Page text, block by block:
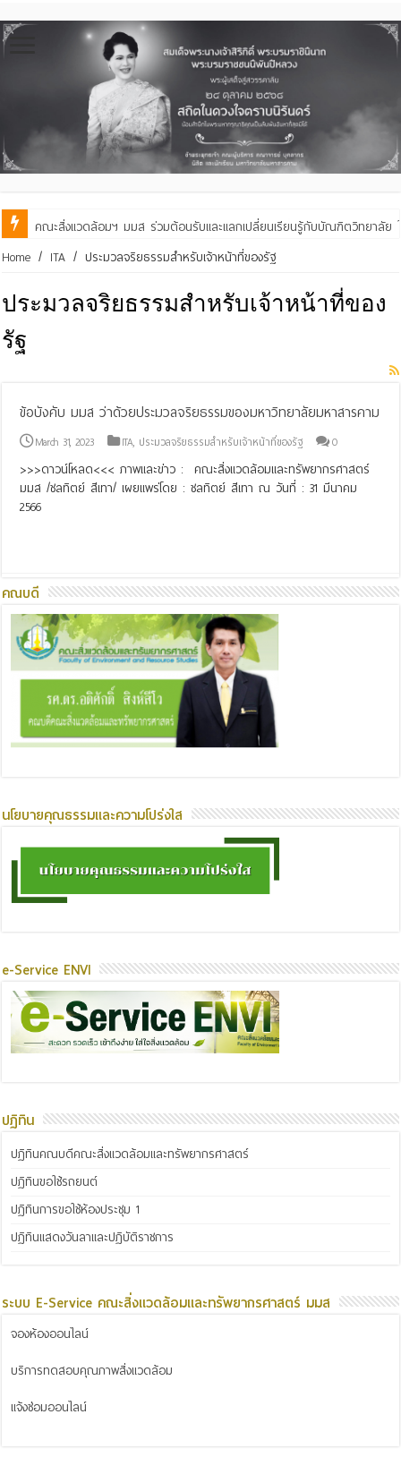
คณะสิ่งแวดล้อมฯ มมส ร่วมต้อนรับและแลกเปลี่ยนเรียนรู้กับบัณฑิตวิทยาลัย ใน
มหาวิทยาลัยมหาสารคาม ขอแสดงความยินดีกับคณะที่ผ่านการประเมินคุณภา
Home / ITA / ประมวลจริยธรรมสำหรับเจ้าหน้าที่ของรัฐ
ประมวลจริยธรรมสำหรับเจ้าหน้าที่ของ
รัฐ
ข้อบังคับ มมส ว่าด้วยประมวลจริยธรรมของมหาวิทยาลัยมหาสารคาม
March 31, 2023 ITA, ประมวลจริยธรรมสำหรับเจ้าหน้าที่ของรัฐ 0
>>>ดาวน์โหลด<<< ภาพและข่าว : คณะสิ่งแวดล้อมและทรัพยากรศาสตร์
มมส /ชลทิตย์ สีเทา/ เผยแพร่โดย : ชลทิตย์ สีเทา ณ วันที่ : 31 มีนาคม
2566
คณบดี
นโยบายคุณธรรมและความโปร่งใส
e-Service ENVI
ปฏิทิน
ปฏิทินคณบดีคณะสิ่งแวดล้อมและทรัพยากรศาสตร์
ปฏิทินขอใช้รถยนต์
ปฏิทินการขอใช้ห้องประชุม 1
ปฏิทินแสดงวันลาและปฏิบัติราชการ
ระบบ E-Service คณะสิ่งแวดล้อมและทรัพยากรศาสตร์ มมส
จองห้องออนไลน์
บริการทดสอบคุณภาพสิ่งแวดล้อม
แจ้งซ่อมออนไลน์